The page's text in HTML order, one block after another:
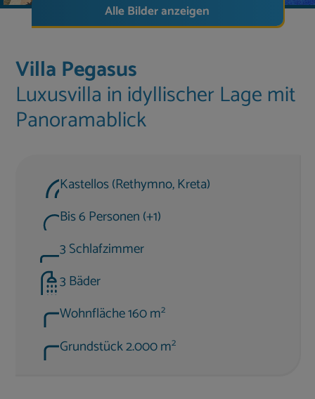
Alle Bilder anzeigen
Villa Pegasus
Luxusvilla in idyllischer Lage mit
Panoramablick
Kastellos (Rethymno, Kreta)
Bis 6 Personen (+1)
3 Schlafzimmer
3 Bäder
Wohnfläche 160 m2
Grundstück 2.000 m2